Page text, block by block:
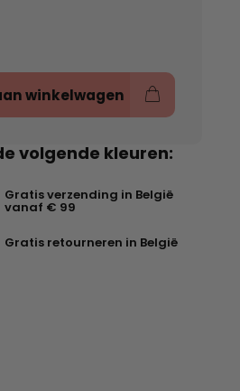
winkelwagen
volgende kleuren:
Gratis verzending in België
vanaf € 99
Gratis retourneren in België